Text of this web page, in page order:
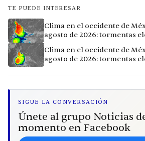
TE PUEDE INTERESAR
Clima en el occidente de
agosto de 2026: tormentas
Clima en el occidente de
agosto de 2026: tormentas
SIGUE LA CONVERSACIÓN
Únete al grupo Noticias
momento en Facebook